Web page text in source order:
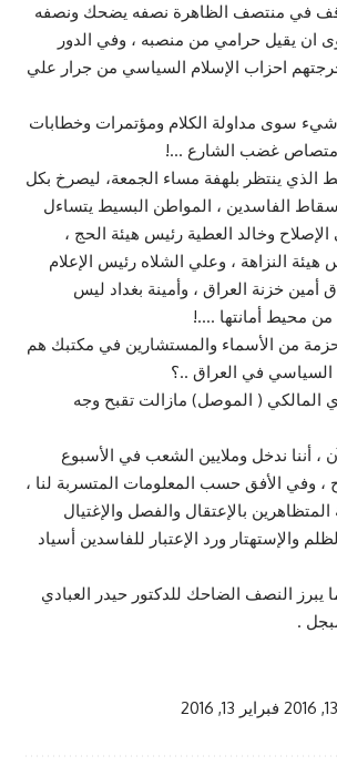
في منتصف الظاهرة نصفه يضحك ونصفه
ان يقيل حرامي من منصبه ، وفي الدور
احزاب الإسلام السياسي من جرار علي
سوى مداولة الكلام ومؤتمرات وخطابات
غضب الشارع …!
الذي ينتظر بلهفة مساء الجمعة، ليصرخ بكل
الفاسدين ، المواطن البسيط يتساءل
وخالد العطية رئيس هيئة الحج ،
النزاهة ، وعلي الشلاه رئيس الإعلام
أمين خزنة العراق ، وأمينة بغداد ليس
من محيط أمانتها ….!
من الأسماء والمستشارين في مكتبك هم
في العراق ..؟
المالكي ( الموصل) مازالت تقبح وجه
، أننا ندخل وملايين الشعب في الأسبوع
، وفي الأفق حسب المعلومات المتسربة لنا ،
المتظاهرين بالإعتقال والفصل والإغتيال
والإستهتار ورد الإعتبار للفاسدين أسياد
يبرز النصف الضاحك للدكتور حيدر العبادي
.
فبراير 13, 2016